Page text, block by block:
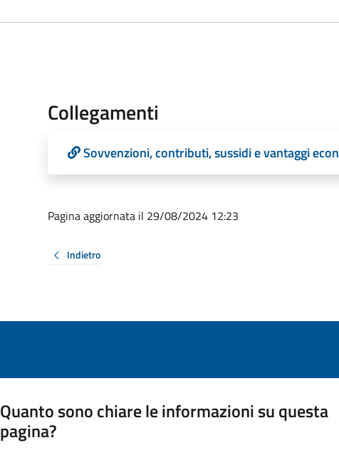
Collegamenti
Sovvenzioni, contributi, sussidi e vantaggi
Pagina aggiornata il 29/08/2024 12:23
Indietro
Quanto sono chiare le informazioni su questa
pagina?